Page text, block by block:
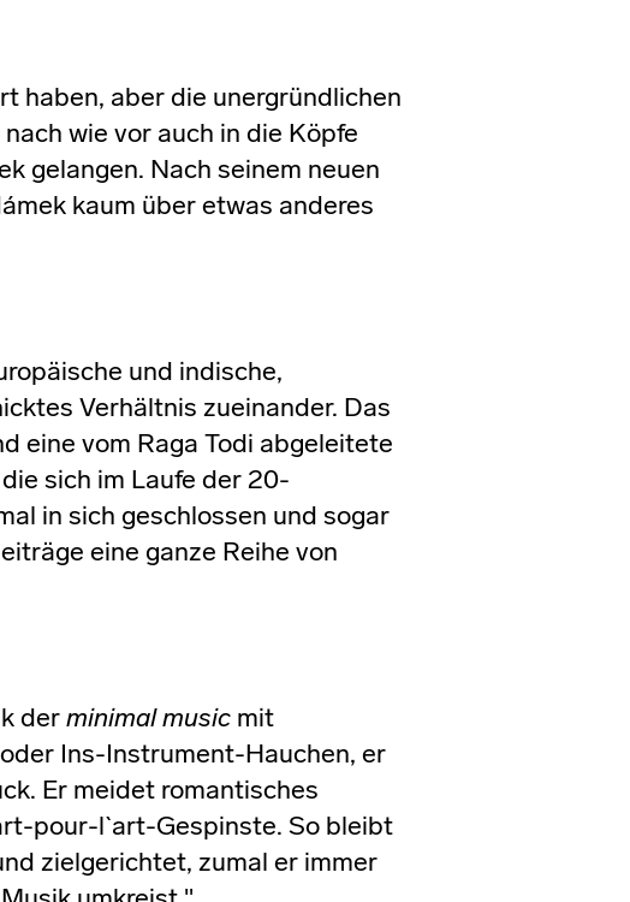
haben, aber die unergründlichen
wie vor auch in die Köpfe
gelangen. Nach seinem neuen
kaum über etwas anderes
und indische,
Verhältnis zueinander. Das
eine vom Raga Todi abgeleitete
sich im Laufe der 20-
in sich geschlossen und sogar
eine ganze Reihe von
derminimal music mit
Ins-Instrument-Hauchen, er
Er meidet romantisches
pour-l`art-Gespinste. So bleibt
zielgerichtet, zumal er immer